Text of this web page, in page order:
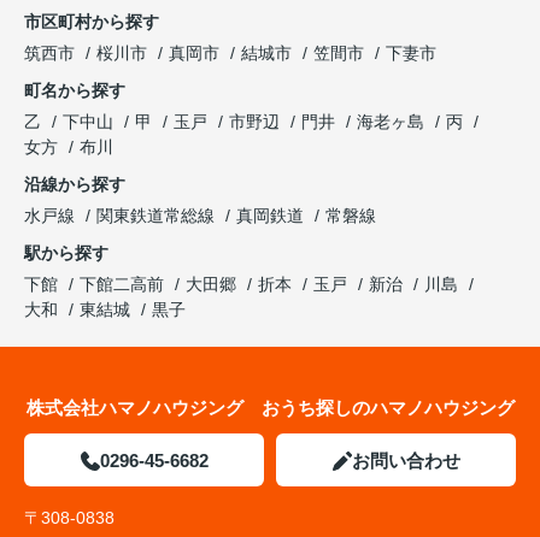
市区町村から探す
筑西市
桜川市 真岡市 結城市 笠間市
下妻市
町名から探す
乙
下中山 甲 玉戸 市野辺 門井 海老ヶ島
丙
女方
布川
沿線から探す
水戸線
関東鉄道常総線 真岡鉄道
常磐線
駅から探す
下館
下館二高前 大田郷 折本 玉戸 新治
川島
大和
東結城 黒子
株式会社ハマノハウジング おうち探しのハマノハウジング
0296-45-6682 お問い合わせ
〒308-0838